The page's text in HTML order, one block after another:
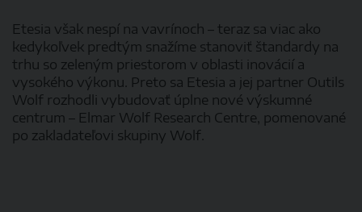
Etesia však nespí na vavrínoch – teraz sa viac ako
kedykoľvek predtým snažíme stanoviť štandardy na
trhu so zeleným priestorom v oblasti inovácií a
vysokého výkonu. Preto sa Etesia a jej partner Outils
Wolf rozhodli vybudovať úplne nové výskumné
centrum – Elmar Wolf Research Centre, pomenované
po zakladateľovi skupiny Wolf.